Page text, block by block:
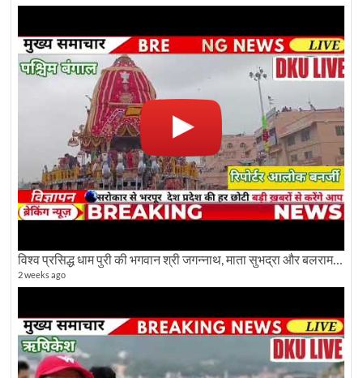
विश्व प्रसिद्ध धाम पुरी की भगवान श्री जगन्नाथ, माता सुभद्रा और बलराम जी की भव्य शोभा यात्रा देखिए
2 weeks ago